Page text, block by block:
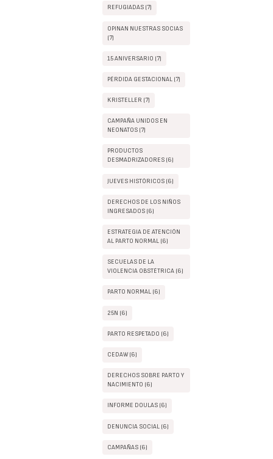
REFUGIADAS (7)
OPINAN NUESTRAS SOCIAS
(7)
15 ANIVERSARIO (7)
PÉRDIDA GESTACIONAL (7)
KRISTELLER (7)
CAMPAÑA UNIDOS EN
NEONATOS (7)
PRODUCTOS
DESMADRIZADORES (6)
JUEVES HISTÓRICOS (6)
DERECHOS DE LOS NIÑOS
INGRESADOS (6)
ESTRATEGIA DE ATENCIÓN
AL PARTO NORMAL (6)
SECUELAS DE LA
VIOLENCIA OBSTÉTRICA (6)
PARTO NORMAL (6)
25N (6)
PARTO RESPETADO (6)
CEDAW (6)
DERECHOS SOBRE PARTO Y
NACIMIENTO (6)
INFORME DOULAS (6)
DENUNCIA SOCIAL (6)
CAMPAÑAS (6)